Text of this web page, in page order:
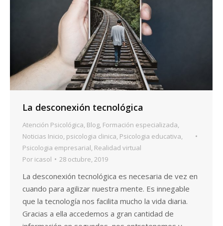
La desconexión tecnológica
Atención Psicológica Blog Formación especializada
Noticias Inicio psicologia clinica Psicologia educativa
Psicologia empresarial Realidad virtual
Por icasol 28 octubre, 2019
La desconexión tecnológica es necesaria de vez en
cuando para agilizar nuestra mente. Es innegable
que la tecnología nos facilita mucho la vida diaria.
Gracias a ella accedemos a gran cantidad de